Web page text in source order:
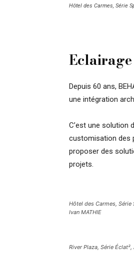
Hôtel des Carmes, Série
Depuis 60 ans,
une intégration
C’est une solution
customisation des
proposer des
projets.
Hôtel des Carmes,
Ivan MATHIE
River Plaza, Série